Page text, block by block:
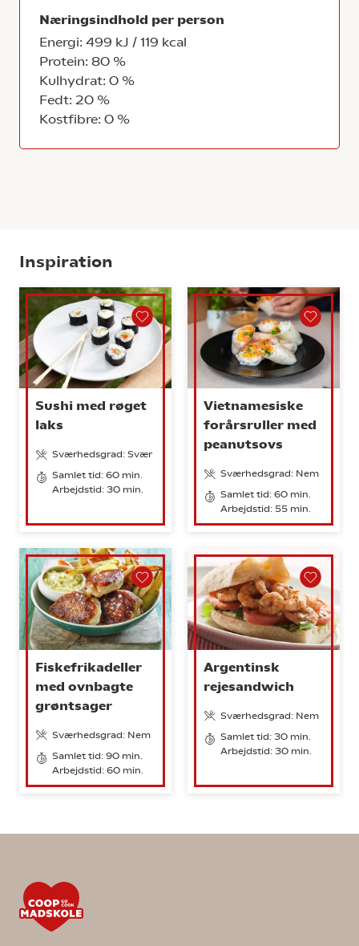
Næringsindhold per person
Energi: 499 kJ / 119 kcal
Protein: 80 %
Kulhydrat: 0 %
Fedt: 20 %
Kostfibre: 0 %
Inspiration
Sushi med røget
laks
Sværhedsgrad: Svær
Samlet tid: 60 min.
Arbejdstid: 30 min.
Vietnamesiske
forårsruller med
peanutsovs
Sværhedsgrad: Nem
Samlet tid: 60 min.
Arbejdstid: 55 min.
Fiskefrikadeller
med ovnbagte
grøntsager
Sværhedsgrad: Nem
Samlet tid: 90 min.
Arbejdstid: 60 min.
Argentinsk
rejesandwich
Sværhedsgrad: Nem
Samlet tid: 30 min.
Arbejdstid: 30 min.